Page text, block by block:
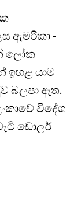
ඇමරිකා -
ලෝක
යාම
බලපා ඇත.
විදේශ
ඩොලර්